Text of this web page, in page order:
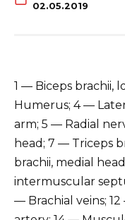
02.05.2019
1 — Biceps brachii,
Humerus; 4 —
arm; 5 — Radial
head; 7 — Triceps
brachii, medial
intermuscular
— Brachial veins;